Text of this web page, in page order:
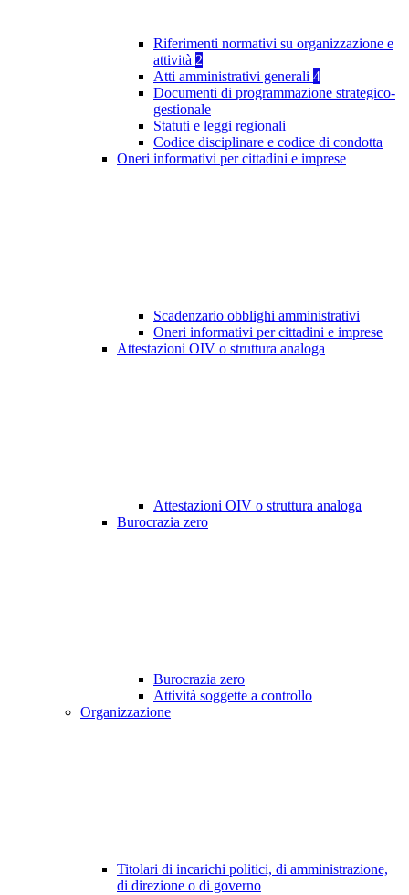
Riferimenti normativi su organizzazione e
attività 2
Atti amministrativi generali 4
Documenti di programmazione strategico-
gestionale
Statuti e leggi regionali
Codice disciplinare e codice di condotta
Oneri informativi per cittadini e imprese
Scadenzario obblighi amministrativi
Oneri informativi per cittadini e imprese
Attestazioni OIV o struttura analoga
Attestazioni OIV o struttura analoga
Burocrazia zero
Burocrazia zero
Attività soggette a controllo
Organizzazione
Titolari di incarichi politici, di amministrazione,
di direzione o di governo